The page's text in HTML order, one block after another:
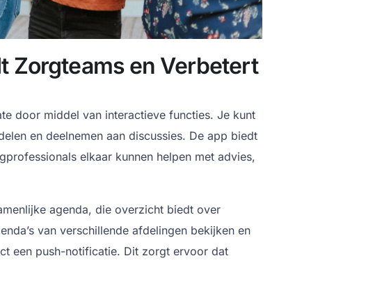
Zorgteams en Verbetert
door middel van interactieve functies. Je kunt
en deelnemen aan discussies. De app biedt
elkaar kunnen helpen met advies,
agenda, die overzicht biedt over
van verschillende afdelingen bekijken en
een push-notificatie. Dit zorgt ervoor dat